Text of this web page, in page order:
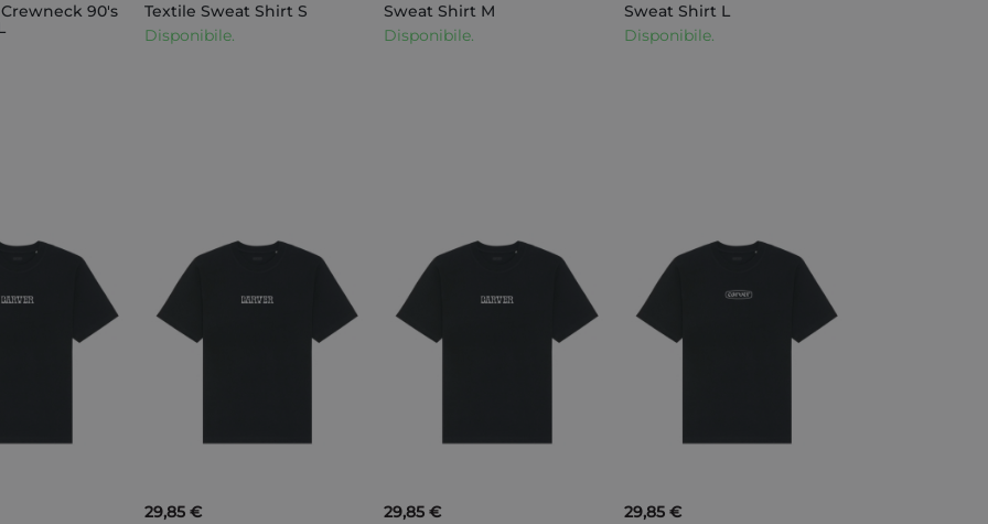
90's
Textile Sweat Shirt S
Disponibile.
Sweat Shirt M
Disponibile.
Sweat Shirt L
Disponibile.
29,85 €
29,85 €
29,85 €